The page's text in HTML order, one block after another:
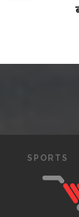
SPORTS